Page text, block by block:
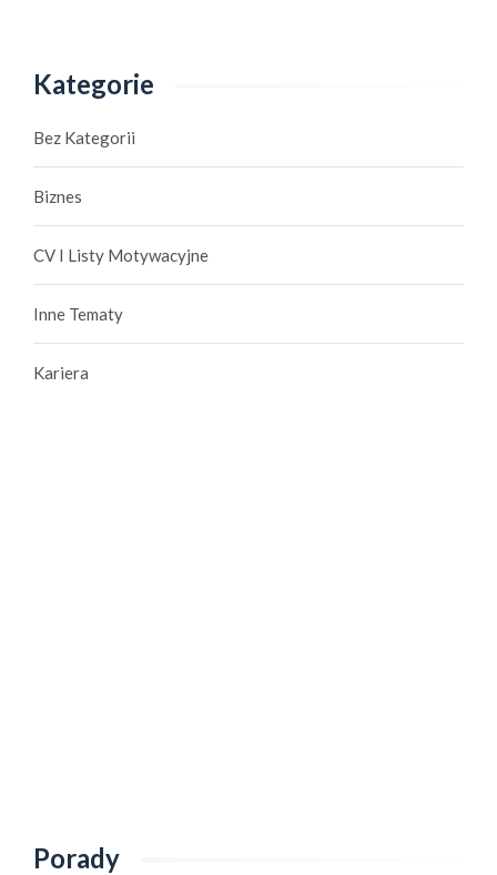
Kategorie
Bez Kategorii
Biznes
CV I Listy Motywacyjne
Inne Tematy
Kariera
Porady